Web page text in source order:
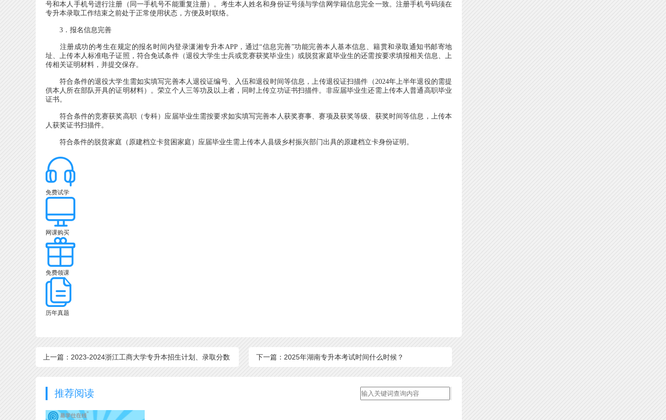
号和本人手机号进行注册（同一手机号不能重复注册）。考生本人姓名和身份证号须与学信网学籍信息完全一致。注册手机号码须在
专升本录取工作结束之前处于正常使用状态，方便及时联络。
3．报名信息完善
注册成功的考生在规定的报名时间内登录潇湘专升本APP，通过“信息完善”功能完善本人基本信息、籍贯和录取通知书邮寄地
址、上传本人标准电子证照，符合免试条件（退役大学生士兵或竞赛获奖毕业生）或脱贫家庭毕业生的还需按要求填报相关信息、上
传相关证明材料，并提交保存。
符合条件的退役大学生需如实填写完善本人退役证编号、入伍和退役时间等信息，上传退役证扫描件（2024年上半年退役的需提
供本人所在部队开具的证明材料）。荣立个人三等功及以上者，同时上传立功证书扫描件。非应届毕业生还需上传本人普通高职毕业
证书。
符合条件的竞赛获奖高职（专科）应届毕业生需按要求如实填写完善本人获奖赛事、赛项及获奖等级、获奖时间等信息，上传本
人获奖证书扫描件。
符合条件的脱贫家庭（原建档立卡贫困家庭）应届毕业生需上传本人县级乡村振兴部门出具的原建档立卡身份证明。
免费试学
网课购买
免费领课
历年真题
上一篇：2023-2024浙江工商大学专升本招生计划、录取分数
线
下一篇：2025年湖南专升本考试时间什么时候？
推荐阅读